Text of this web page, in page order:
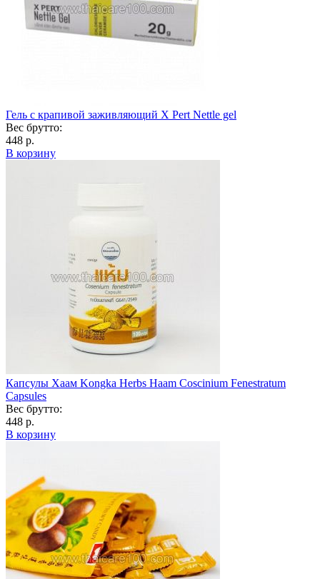
Гель с крапивой заживляющий X Pert Nettle gel
Вес брутто:
448 р.
В корзину
Капсулы Хаам Kongka Herbs Haam Coscinium Fenestratum
Capsules
Вес брутто:
448 р.
В корзину